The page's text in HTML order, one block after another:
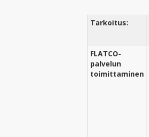
Tarkoitus:
FLATCO-
palvelun
toimittaminen